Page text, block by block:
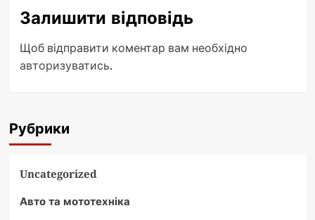
Залишити відповідь
Щоб відправити коментар вам необхідно
авторизуватись.
Рубрики
Uncategorized
Авто та мототехніка